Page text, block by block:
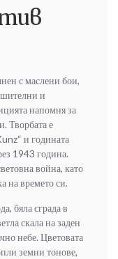
с маслени бои,
и
напомня за
Творбата е
и годината
1943 година.
война, като
на времето си.
бяла сграда в
скала на заден
небе. Цветовата
земни тонове,